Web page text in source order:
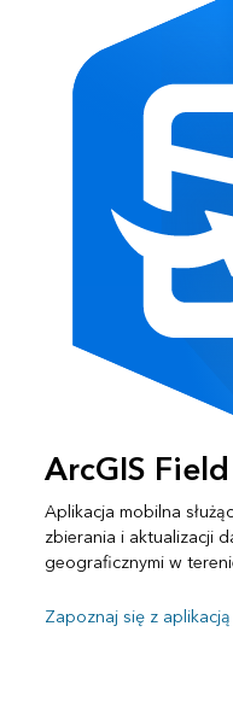
ArcGIS
Aplikacja mobilna
zbierania i aktualizacji
geograficznymi w
Zapoznaj się z